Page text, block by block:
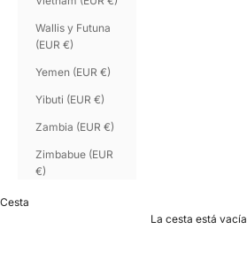
Wallis y Futuna
(EUR €)
Yemen (EUR €)
Yibuti (EUR €)
Zambia (EUR €)
Zimbabue (EUR
€)
Cesta
La cesta está vacía